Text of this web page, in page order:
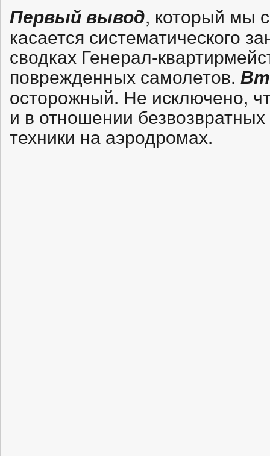
Первый вывод, который мы
касается систематического
сводках Генерал-
поврежденных самолетов.
осторожный. Не исключено,
и в отношении
техники на аэродромах.